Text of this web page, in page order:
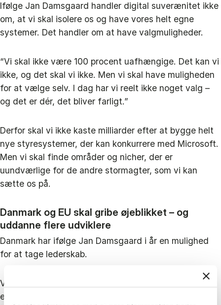
Ifølge Jan Damsgaard handler digital suverænitet ikke
om, at vi skal isolere os og have vores helt egne
systemer. Det handler om at have valgmuligheder.
“Vi skal ikke være 100 procent uafhængige. Det kan vi
ikke, og det skal vi ikke. Men vi skal have muligheden
for at vælge selv. I dag har vi reelt ikke noget valg –
og det er dér, det bliver farligt.”
Derfor skal vi ikke kaste milliarder efter at bygge helt
nye styresystemer, der kan konkurrere med Microsoft.
Men vi skal finde områder og nicher, der er
uundværlige for de andre stormagter, som vi kan
sætte os på.
Danmark og EU skal gribe øjeblikket – og
uddanne flere udviklere
Danmark har ifølge Jan Damsgaard i år en mulighed
for at tage lederskab.
Vi har erfaring med digitale løsninger som NemID og
e-faktura, høj tillid i befolkningen og et godt ry som